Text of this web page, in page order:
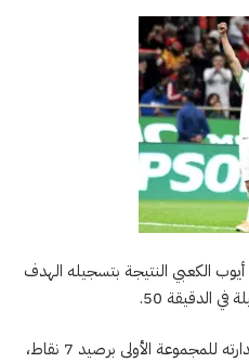
أيوب الكعبي النتيجة بتسجيله الهدف
الدقيقة 50.
وبهذا الفوز، عزّز المنتخب الوطني صدارته للمجموعة الأولى برصيد 7 نقاط،